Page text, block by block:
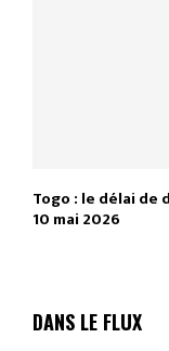
Togo : le délai
10 mai 2026
DANS LE FLUX